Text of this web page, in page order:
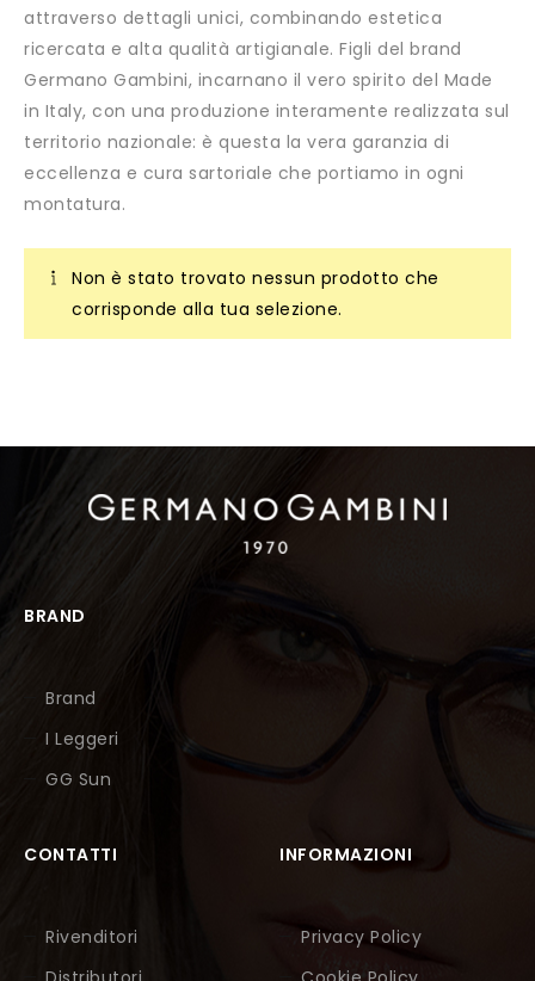
attraverso dettagli unici, combinando estetica
ricercata e alta qualità artigianale. Figli del brand
Germano Gambini, incarnano il vero spirito del Made
in Italy, con una produzione interamente realizzata sul
territorio nazionale: è questa la vera garanzia di
eccellenza e cura sartoriale che portiamo in ogni
montatura.
Non è stato trovato nessun prodotto che
corrisponde alla tua selezione.
BRAND
Brand
I Leggeri
GG Sun
CONTATTI
Rivenditori
INFORMAZIONI
Privacy Policy